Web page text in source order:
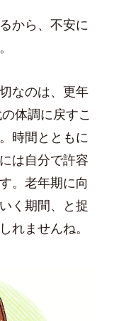
から、不安に
なのは、更年
体調に戻すこ
時間とともに
は自分で許容
。老年期に向
く期間、と捉
れませんね。